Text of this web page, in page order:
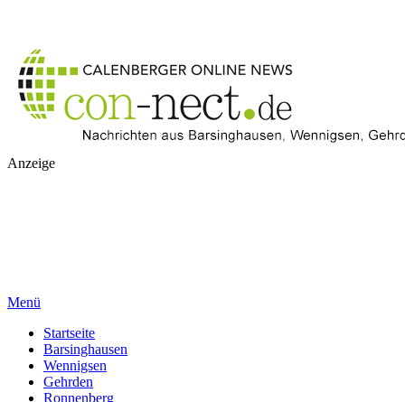
Anzeige
Menü
Startseite
Barsinghausen
Wennigsen
Gehrden
Ronnenberg